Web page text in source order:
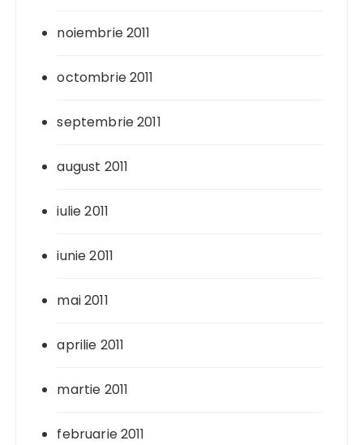
noiembrie 2011
octombrie 2011
septembrie 2011
august 2011
iulie 2011
iunie 2011
mai 2011
aprilie 2011
martie 2011
februarie 2011